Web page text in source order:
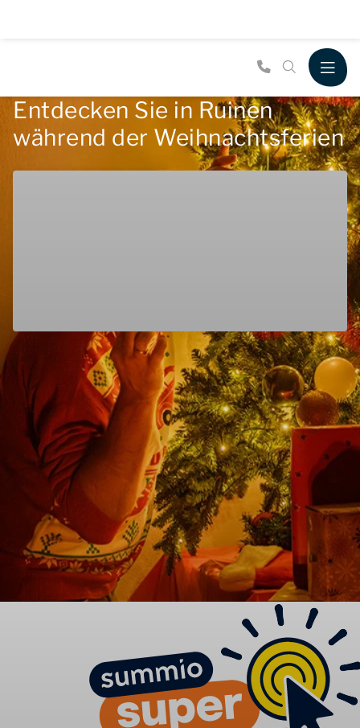
Entdecken Sie in Ruinen
während der Weihnachtsferien